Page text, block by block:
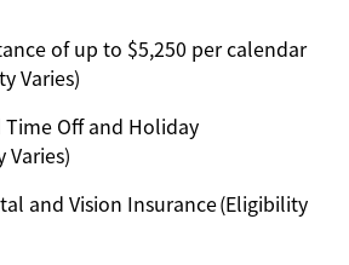
of up to $5,250 per calendar
Varies)
Time Off and Holiday
Varies)
and Vision Insurance (Eligibility